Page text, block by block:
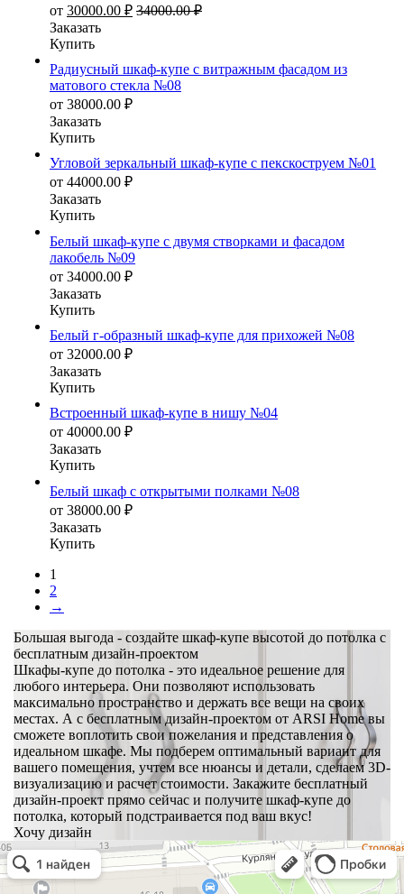
от 30000.00 ₽ 34000.00₽
Заказать
Купить
Радиусный шкаф-купе с витражным фасадом из
матового стекла №08
от 38000.00 ₽
Заказать
Купить
Угловой зеркальный шкаф-купе с пекскоструем №01
от 44000.00 ₽
Заказать
Купить
Белый шкаф-купе с двумя створками и фасадом
лакобель №09
от 34000.00 ₽
Заказать
Купить
Белый г-образный шкаф-купе для прихожей №08
от 32000.00 ₽
Заказать
Купить
Встроенный шкаф-купе в нишу №04
от 40000.00 ₽
Заказать
Купить
Белый шкаф с открытыми полками №08
от 38000.00 ₽
Заказать
Купить
1
2
→
Большая выгода - создайте шкаф-купе высотой до потолка с
бесплатным дизайн-проектом
Шкафы-купе до потолка - это идеальное решение для
любого интерьера. Они позволяют использовать
максимально пространство и держать все вещи на своих
местах. А с бесплатным дизайн-проектом от ARSI Home вы
сможете воплотить свои пожелания и представления о
идеальном шкафе. Мы подберем оптимальный вариант для
вашего помещения, учтем все нюансы и детали, сделаем 3D-
визуализацию и расчет стоимости. Закажите бесплатный
дизайн-проект прямо сейчас и получите шкаф-купе до
потолка, который подстраивается под ваш вкус!
Хочу дизайн